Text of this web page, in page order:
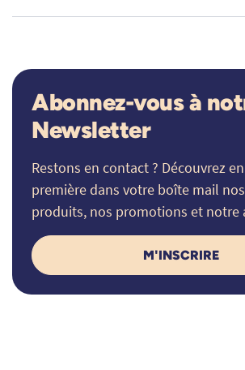
Abonnez-vous à
Newsletter
Restons en contact ? Découvrez
première dans votre boîte mail
produits, nos promotions et notre
M'INSCRIRE